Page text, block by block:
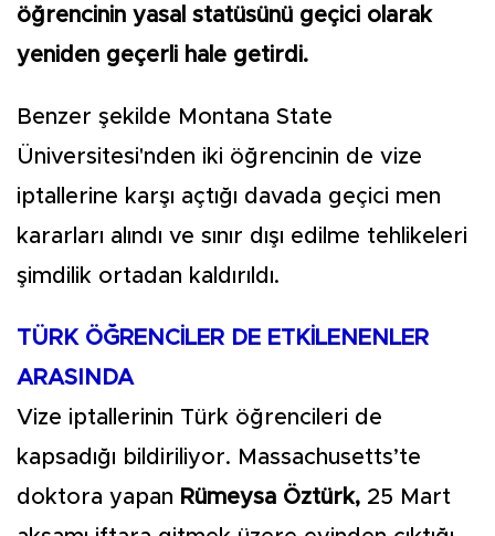
öğrencinin yasal statüsünü geçici olarak
yeniden geçerli hale getirdi.
Benzer şekilde Montana State
Üniversitesi'nden iki öğrencinin de vize
iptallerine karşı açtığı davada geçici men
kararları alındı ve sınır dışı edilme tehlikeleri
şimdilik ortadan kaldırıldı.
TÜRK ÖĞRENCİLER DE ETKİLENENLER
ARASINDA
Vize iptallerinin Türk öğrencileri de
kapsadığı bildiriliyor. Massachusetts’te
doktora yapan Rümeysa Öztürk, 25 Mart